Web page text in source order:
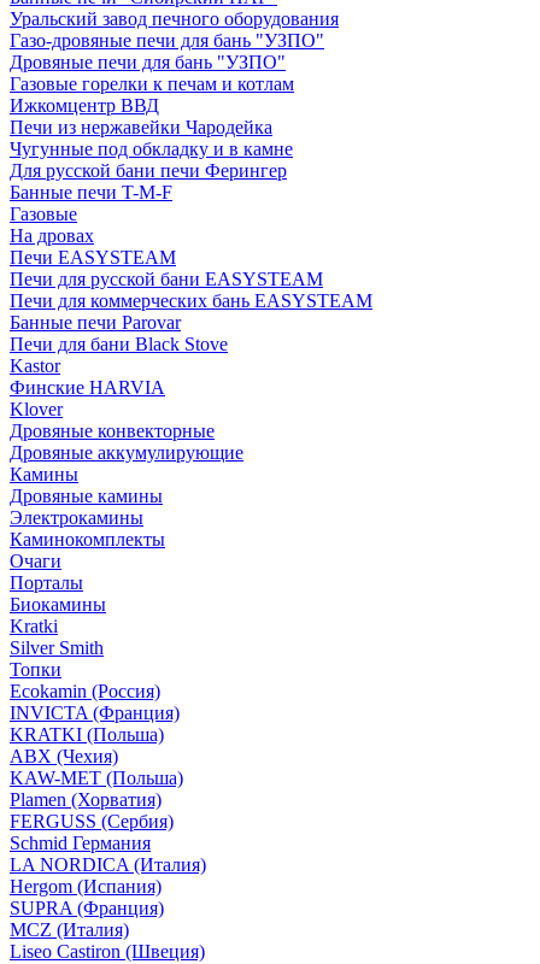
Уральский завод печного оборудования
Газо-дровяные печи для бань "УЗПО"
Дровяные печи для бань "УЗПО"
Газовые горелки к печам и котлам
Ижкомцентр ВВД
Печи из нержавейки Чародейка
Чугунные под обкладку и в камне
Для русской бани печи Ферингер
Банные печи T-M-F
Газовые
На дровах
Печи EASYSTEAM
Печи для русской бани EASYSTEAM
Печи для коммерческих бань EASYSTEAM
Банные печи Parovar
Печи для бани Black Stove
Kastor
Финские HARVIA
Klover
Дровяные конвекторные
Дровяные аккумулирующие
Камины
Дровяные камины
Электрокамины
Каминокомплекты
Очаги
Порталы
Биокамины
Kratki
Silver Smith
Топки
Ecokamin (Россия)
INVICTA (Франция)
KRATKI (Польша)
ABX (Чехия)
KAW-MET (Польша)
Plamen (Хорватия)
FERGUSS (Сербия)
Schmid Германия
LA NORDICA (Италия)
Hergom (Испания)
SUPRA (Франция)
MCZ (Италия)
Liseo Castiron (Швеция)